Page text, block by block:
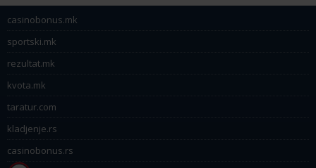
casinobonus.mk
sportski.mk
rezultat.mk
kvota.mk
taratur.com
kladjenje.rs
casinobonus.rs